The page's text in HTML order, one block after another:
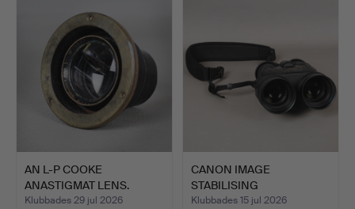
Miller
AN L-P COOKE
ANASTIGMAT LENS.
Klubbades 29 jul 2026
CANON IMAGE
STABILISING
BINOCULARS 10X42 L…
Klubbades 15 jul 2026